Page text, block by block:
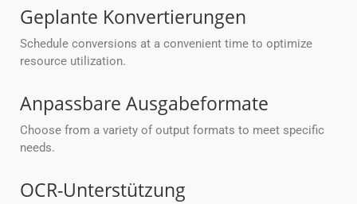
Geplante Konvertierungen
Schedule conversions at a convenient time to optimize
resource utilization.
Anpassbare Ausgabeformate
Choose from a variety of output formats to meet specific
needs.
OCR-Unterstützung